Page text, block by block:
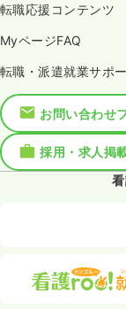
転職応援コンテンツ
MyページFAQ
転職・派遣就業サポ
お問い合わせ
採用・求人掲